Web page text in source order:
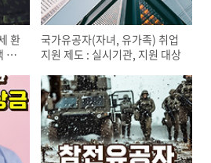
환
정
국가유공자(자녀, 유가족) 취업
지원 제도 : 실시기관, 지원 대상